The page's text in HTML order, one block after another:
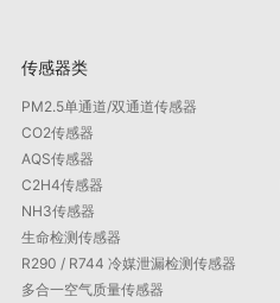
传感器类
PM2.5单通道/双通道传感器
CO2传感器
AQS传感器
C2H4传感器
NH3传感器
生命检测传感器
R290 / R744 冷媒泄漏检测传感器
多合一空气质量传感器